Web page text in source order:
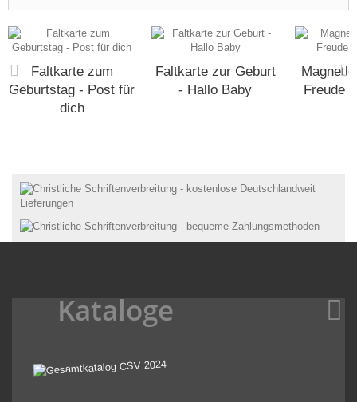
Faltkarte zum
Geburtstag - Post für
dich
Faltkarte zur Geburt
- Hallo Baby
Freude
Kataloge